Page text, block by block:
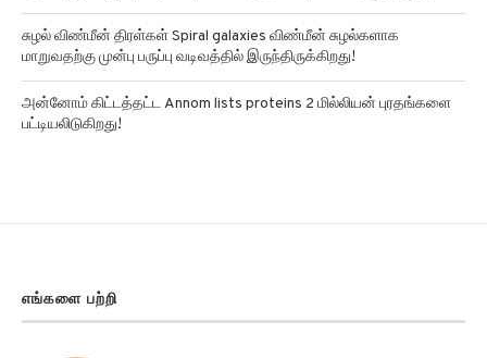
சுழல் விண்மீன் திரள்கள் Spiral galaxies விண்மீன் சுழல்களாக
மாறுவதற்கு முன்பு பருப்பு வடிவத்தில் இருந்திருக்கிறது!
அன்னோம் கிட்டத்தட்ட Annom lists proteins 2 மில்லியன் புரதங்களை
பட்டியலிடுகிறது!
எங்களை பற்றி